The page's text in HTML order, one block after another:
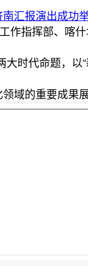
汇报演出成功
作指挥部、喀
大时代命题，
域的重要成果